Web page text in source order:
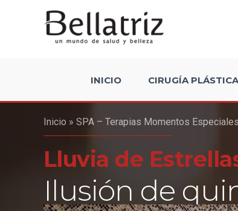
INICIO CIRUGÍA PLÁSTICA
Inicio » SPA – Terapias Momentos Especiales
Lluvia de
Ilusión de